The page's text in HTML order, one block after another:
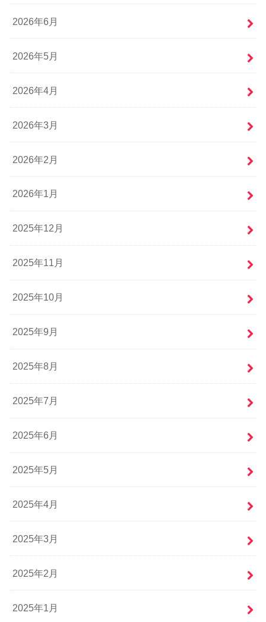
2026年6月
2026年5月
2026年4月
2026年3月
2026年2月
2026年1月
2025年12月
2025年11月
2025年10月
2025年9月
2025年8月
2025年7月
2025年6月
2025年5月
2025年4月
2025年3月
2025年2月
2025年1月